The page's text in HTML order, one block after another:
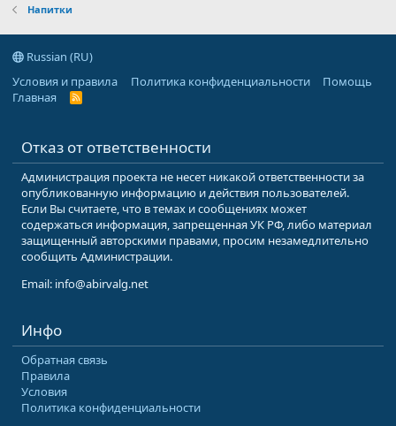
Напитки
Russian (RU)
Условия и правила
Политика конфиденциальности
Помощь
Главная
R
Отказ от ответственности
Администрация проекта не несет никакой ответственности за
опубликованную информацию и действия пользователей.
Если Вы считаете, что в темах и сообщениях может
содержаться информация, запрещенная УК РФ, либо материал
защищенный авторскими правами, просим незамедлительно
сообщить Администрации.
Email: info@abirvalg.net
Инфо
Обратная связь
Правила
Условия
Политика конфиденциальности